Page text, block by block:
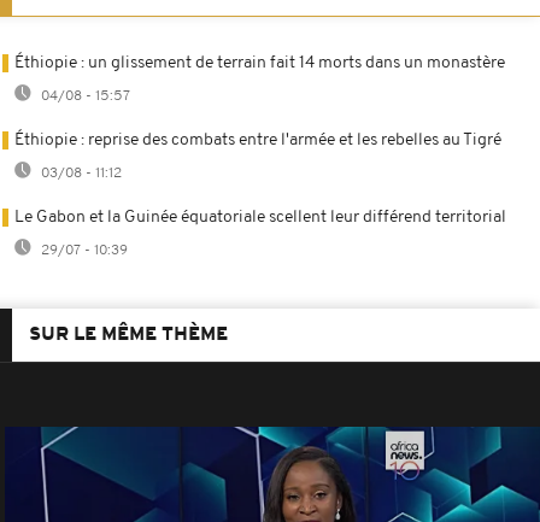
Éthiopie : un glissement de terrain fait 14 morts dans un monastère
04/08 - 15:57
Éthiopie : reprise des combats entre l'armée et les rebelles au Tigré
03/08 - 11:12
Le Gabon et la Guinée équatoriale scellent leur différend territorial
29/07 - 10:39
SUR LE MÊME THÈME